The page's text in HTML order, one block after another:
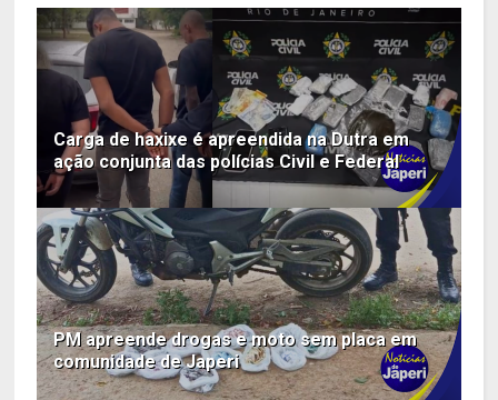
Carga de haxixe é apreendida na Dutra em
ação conjunta das polícias Civil e Federal
PM apreende drogas e moto sem placa em
comunidade de Japeri